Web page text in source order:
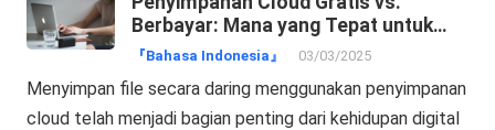
Berbayar: Mana yang Tepat untuk
Anda?
『Bahasa Indonesia』 03/03/2025
Menyimpan file secara daring menggunakan penyimpanan
cloud telah menjadi bagian penting dari kehidupan digital